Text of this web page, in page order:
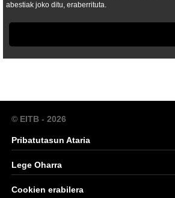
abestiak joko ditu, eraberrituta.
© EITB - 2026
Pribatutasun Ataria
Lege Oharra
Cookien erabilera